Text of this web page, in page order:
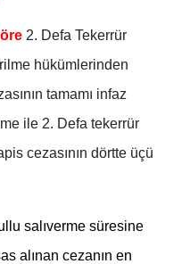
2. Defa Tekerrür
hükümlerinden
tamamı infaz
ile 2. Defa tekerrür
cezasının dörtte üçü
salıverme süresine
alınan cezanın en